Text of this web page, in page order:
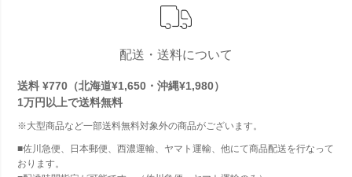
配送・送料について
送料 ¥770（北海道¥1,650・沖縄¥1,980）
1万円以上で送料無料
※大型商品など一部送料無料対象外の商品がございます。
■佐川急便、日本郵便、西濃運輸、ヤマト運輸、他にて商品配送を行なって
おります。